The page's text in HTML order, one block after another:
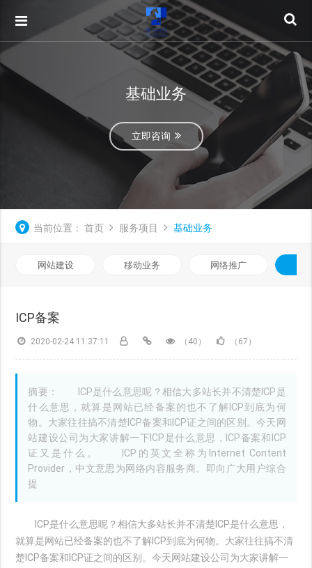
基础业务
立即咨询
当前位置： 首页 服务项目 基础业务
网站建设 移动业务 网络推广
ICP备案
2020-02-24 11:37:11 （40） （67）
摘要： ICP是什么意思呢？相信大多站长并不清楚ICP是
什么意思，就算是网站已经备案的也不了解ICP到底为何
物。大家往往搞不清楚ICP备案和ICP证之间的区别。今天网
站建设公司为大家讲解一下ICP是什么意思，ICP备案和ICP
证又是什么。 ICP的英文全称为Internet Content
Provider，中文意思为网络内容服务商。即向广大用户综合
提
ICP是什么意思呢？相信大多站长并不清楚ICP是什么意思，
就算是网站已经备案的也不了解ICP到底为何物。大家往往搞不清
楚ICP备案和ICP证之间的区别。今天网站建设公司为大家讲解一